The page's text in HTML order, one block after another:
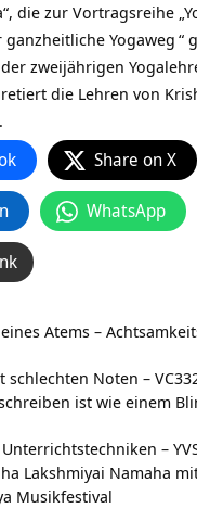
die zur Vortragsreihe „
ganzheitliche Yogaweg “
zweijährigen
die Lehren von
Share on X
WhatsApp
Atems –
schlechten Noten –
ist wie einem
–
Lakshmiyai Namaha
Musikfestival